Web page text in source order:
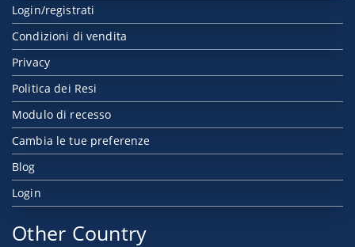
Login/registrati
Condizioni di vendita
Privacy
Politica dei Resi
Modulo di recesso
Cambia le tue preferenze
Blog
Login
Other Country